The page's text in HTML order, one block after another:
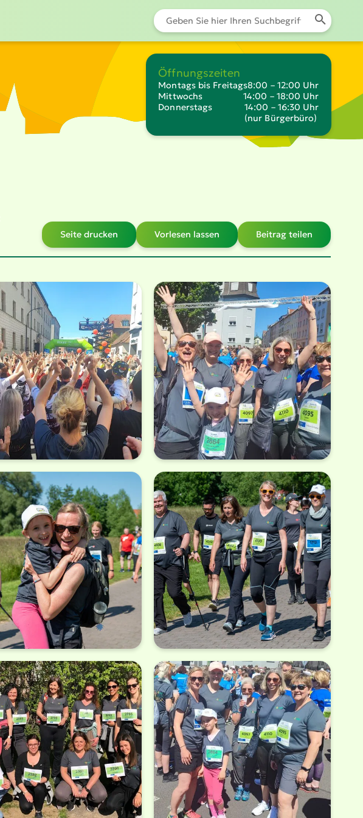
Öffnungszeiten
Montags bis Freitags8:00 – 12:00 Uhr
Mittwochs
14:00 – 18:00 Uhr
Donnerstags
14:00 – 16:30 Uhr
(nur Bürgerbüro)
Seite drucken Vorlesen lassen Beitrag teilen